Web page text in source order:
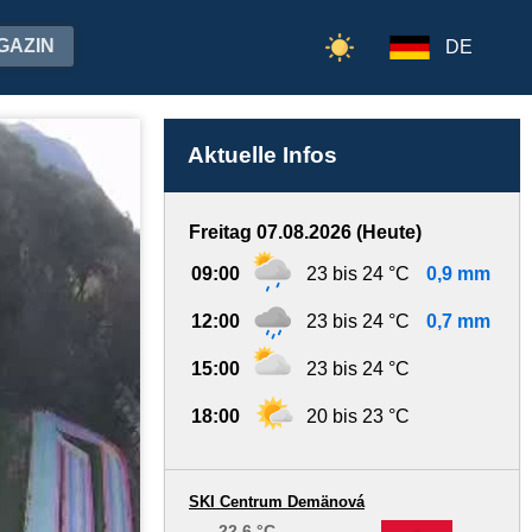
DE
Aktuelle Infos
Freitag 07.08.2026 (Heute)
09:00 23 bis 24 °C 0,9 mm
12:00 23 bis 24 °C 0,7 mm
15:00 23 bis 24 °C
18:00 20 bis 23 °C
SKI Centrum Demänová